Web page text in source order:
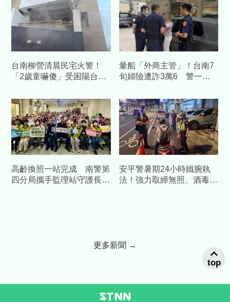
台南柳營清晨民宅火警！
「2歲童嚇傻」受困陽台
暈船「外商主管」！台南7
旬婦險遭詐3萬6 警一通
高齡換照一站完成 南警第
四分局攜手監理站守護長者
安平警暑期24小時鐵腕執
法！強力取締無照、酒毒駕
更多新聞 →
top